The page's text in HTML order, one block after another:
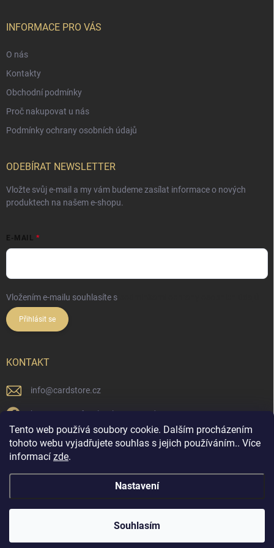
Tento web používá soubory cookie. Dalším procházením
tohoto webu vyjadřujete souhlas s jejich používáním.. Více
informací zde.
Nastavení
Souhlasím
INFORMACE PRO VÁS
O nás
Kontakty
Obchodní podmínky
Proč nakupovat u nás
Podmínky ochrany osobních údajů
ODEBÍRAT NEWSLETTER
Vložte svůj e-mail a my vám budeme zasílat informace o nových
produktech na našem e-shopu.
E-MAIL
Vložením e-mailu souhlasíte s
Přihlásit se
KONTAKT
info@cardstore.cz
https://www.facebook.com/cardstorecz
cardstore.cz/
@cardstore.cz/
Cardstore.cz . Všechna práva vyhrazena.